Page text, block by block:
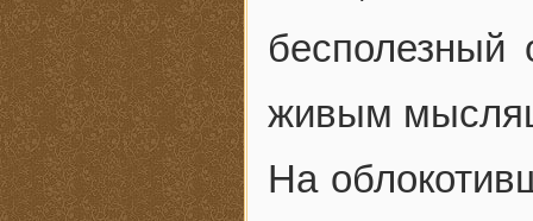
бесполезный
живым
На